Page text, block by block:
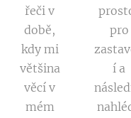
řeči v
době,
kdy mi
většina
věcí v
mém
pro
í a